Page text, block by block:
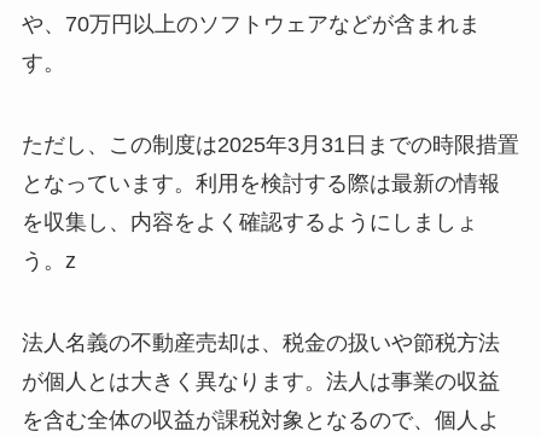
や、70万円以上のソフトウェアなどが含まれま
す。
ただし、この制度は2025年3月31日までの時限措置
となっています。利用を検討する際は最新の情報
を収集し、内容をよく確認するようにしましょ
う。z
法人名義の不動産売却は、税金の扱いや節税方法
が個人とは大きく異なります。法人は事業の収益
を含む全体の収益が課税対象となるので、個人よ